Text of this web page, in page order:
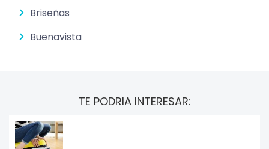
Briseñas
Buenavista
TE PODRIA INTERESAR: